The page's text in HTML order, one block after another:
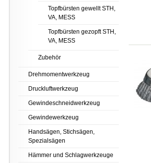
Topfbürsten gewellt STH,
VA, MESS
Topfbürsten gezopft STH,
VA, MESS
Zubehör
Drehmomentwerkzeug
Druckluftwerkzeug
Gewindeschneidwerkzeug
Gewindewerkzeug
Handsägen, Stichsägen,
Spezialsägen
Hämmer und Schlagwerkzeuge